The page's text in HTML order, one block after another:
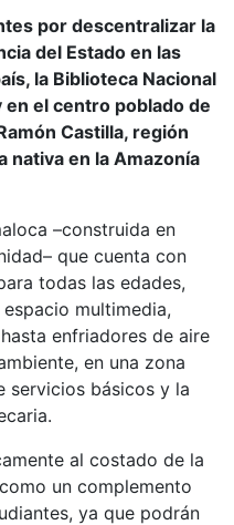
por descentralizar la
del Estado en las
la Biblioteca Nacional
el centro poblado de
Castilla, región
nativa en la Amazonía
–construida en
que cuenta con
todas las edades,
multimedia,
enfriadores de aire
en una zona
servicios básicos y la
al costado de la
un complemento
ya que podrán